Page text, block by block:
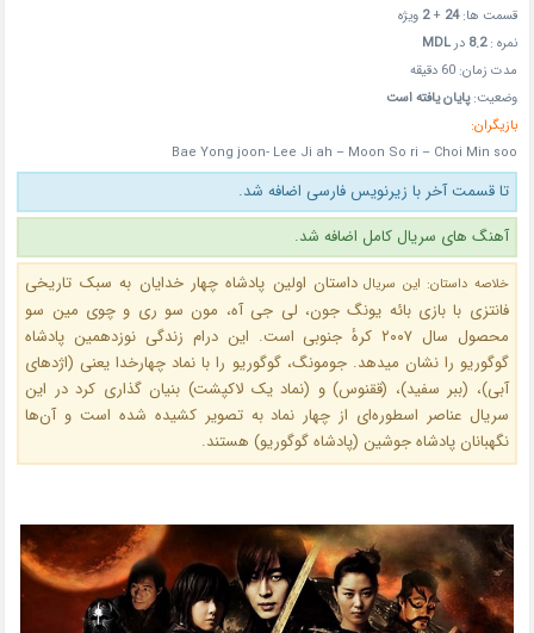
قسمت ها:24
+
2 ویژه
نمره :8.2 درMDL
مدت زمان: 60 دقیقه
وضعیت:پایان یافته است
بازیگران:
Bae Yong joon- Lee Ji ah – Moon So ri – Choi Min soo
تا قسمت آخر با زیرنویس فارسی اضافه شد.
آهنگ های سریال کامل اضافه شد.
خلاصه داستان: این سریال داستان اولین پادشاه چهار خدایان به سبک تاریخی
فانتزی با بازی بائه یونگ جون، لی جی آه، مون سو ری و چوی مین سو
محصول سال ۲۰۰۷ کرهٔ جنوبی است. این درام زندگی نوزدهمین پادشاه
گوگوریو را نشان میدهد. جومونگ، گوگوریو را با نماد چهارخدا یعنی (اژدهای
آبی)، (ببر سفید)، (ققنوس) و (نماد یک لاکپشت) بنیان گذاری کرد در این
سریال عناصر اسطوره‌ای از چهار نماد به تصویر کشیده شده است و آن‌ها
نگهبانان پادشاه جوشین (پادشاه گوگوریو) هستند.